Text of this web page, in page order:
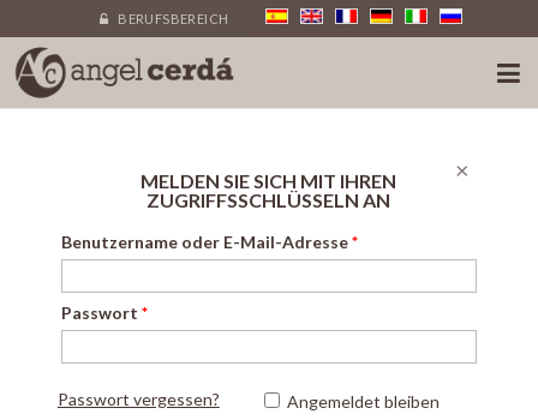
BERUFSBEREICH
MELDEN SIE SICH MIT IHREN
ZUGRIFFSSCHLÜSSELN AN
Benutzername oder E-Mail-Adresse*
Passwort *
Passwort vergessen? Angemeldet bleiben
×